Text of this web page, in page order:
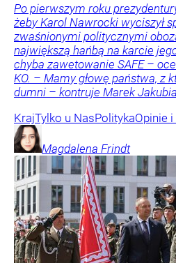
Po pierwszym roku
żeby Karol Nawrocki wyciszył
zwaśnionymi politycznymi
największą hańbą na karcie
chyba zawetowanie SAFE –
KO. – Mamy głowę państwa, z
dumni – kontruje Marek
KrajTylko u NasPolitykaOpinie
Magdalena Frindt